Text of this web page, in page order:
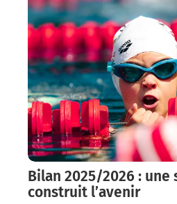
Bilan 2025/2026 :
construit l’avenir